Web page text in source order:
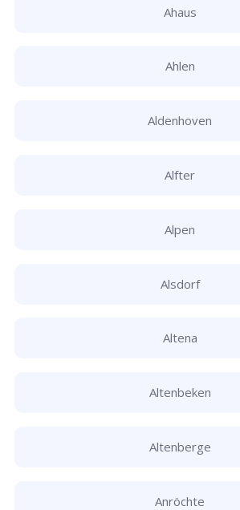
Ahaus
Ahlen
Aldenhoven
Alfter
Alpen
Alsdorf
Altena
Altenbeken
Altenberge
Anröchte